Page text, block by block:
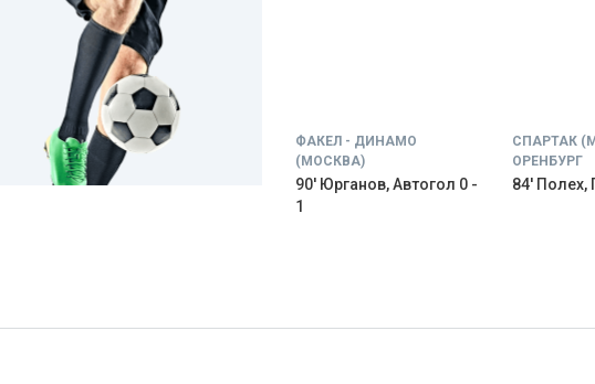
ФАКЕЛ - ДИНАМО
(МОСКВА)
90' Юрганов, Автогол 0 -
1
СПАРТАК
ОРЕНБУРГ
84' Полех,